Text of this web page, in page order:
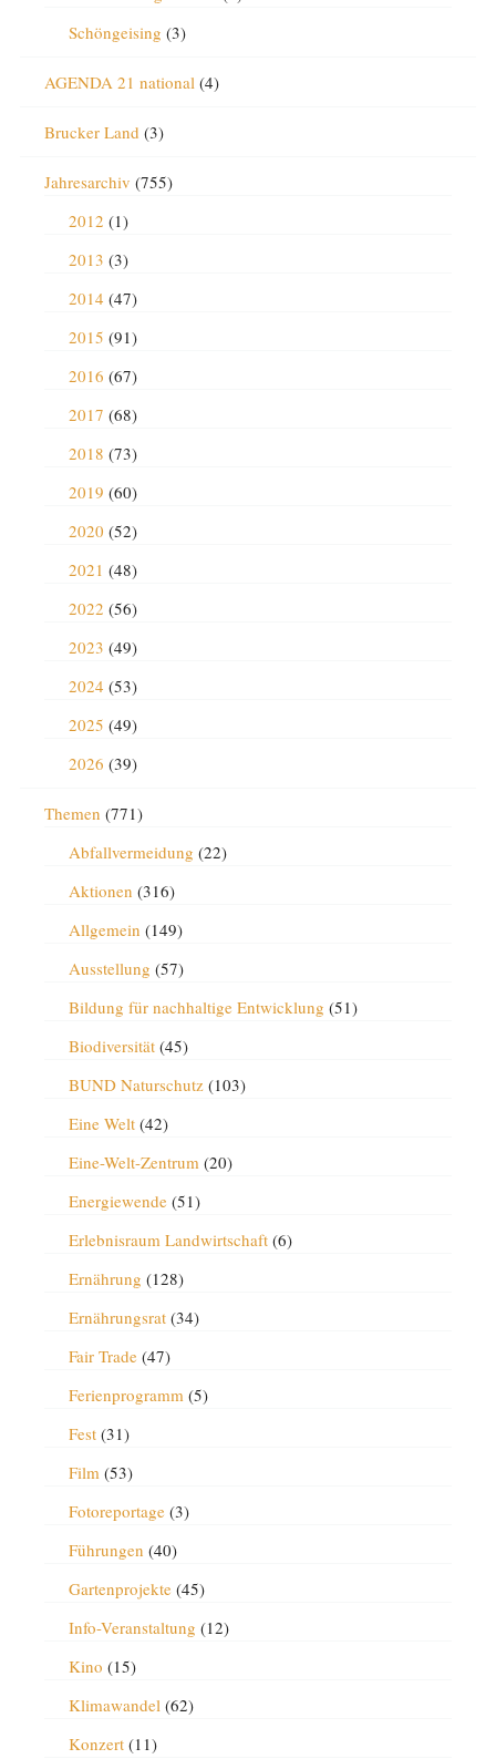
Schöngeising (3)
AGENDA 21 national(4)
Brucker Land (3)
Jahresarchiv (755)
2012 (1)
2013 (3)
2014 (47)
2015 (91)
2016 (67)
2017 (68)
2018 (73)
2019 (60)
2020 (52)
2021 (48)
2022 (56)
2023 (49)
2024 (53)
2025 (49)
2026 (39)
Themen (771)
Abfallvermeidung (22)
Aktionen (316)
Allgemein (149)
Ausstellung (57)
Bildung für nachhaltige Entwicklung (51)
Biodiversität(45)
BUND Naturschutz(103)
Eine Welt(42)
Eine-Welt-Zentrum(20)
Energiewende(51)
Erlebnisraum Landwirtschaft(6)
Ernährung (128)
Ernährungsrat(34)
Fair Trade(47)
Ferienprogramm(5)
Fest(31)
Film(53)
Fotoreportage(3)
Führungen (40)
Gartenprojekte(45)
Info-Veranstaltung (12)
Kino (15)
Klimawandel(62)
Konzert(11)